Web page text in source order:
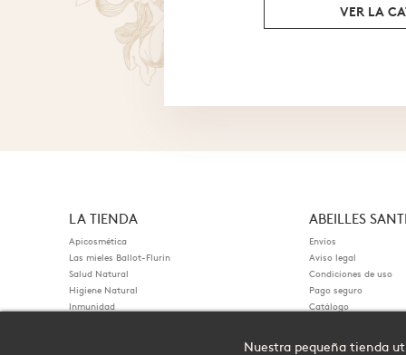
VER LA
LA TIENDA
Apicosmética
Las mieles Ballot-Flurin
Salud Natural
Higiene Natural
Inmunidad
ABEILLES
Envíos
Aviso legal
Condiciones de uso
Pago seguro
Catálogo
Nuestra pequeña tienda